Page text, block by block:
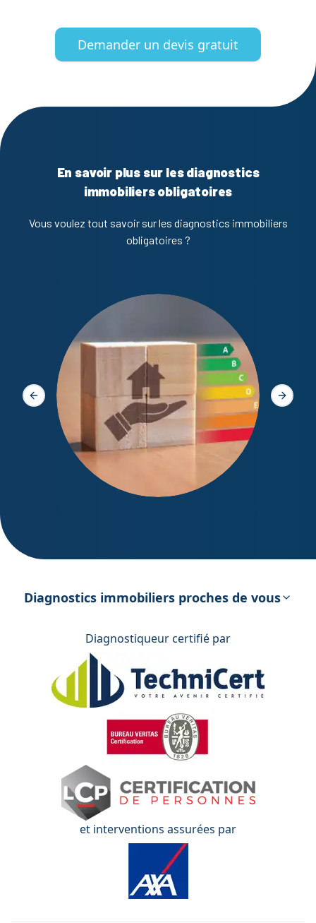
Demander un devis gratuit
En savoir plus sur les diagnostics
immobiliers obligatoires
Vous voulez tout savoir sur les diagnostics immobiliers
obligatoires ?
énergétique
Slide précédente Slide
Diagnostics immobiliers proches de vous
Diagnostiqueur certifié par
et interventions assurées par